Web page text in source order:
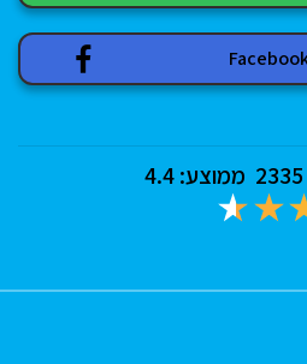
2335 ממוצע:4.4